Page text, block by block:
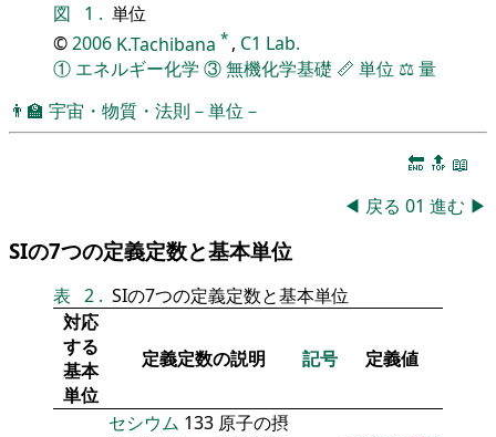
図 1 . 単位
©2006 K.Tachibana * , C1 Lab.
① エネルギー化学 ③無機化学基礎 📏 単位 ⚖️量
👨‍🏫 宇宙・物質・法則－単位－
🔚 🔝 📖
◀ 戻る 01 進む ▶
SIの7つの定義定数と基本単位
表 2 . SIの7つの定義定数と基本単位
対応
する
基本
単位
定義定数の説明 記号 定義値
セシウム 133 原子の摂